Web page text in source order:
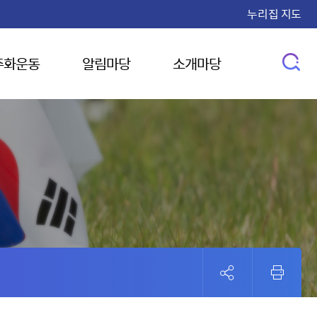
누리집 지도
운동 알림마당 소개마당